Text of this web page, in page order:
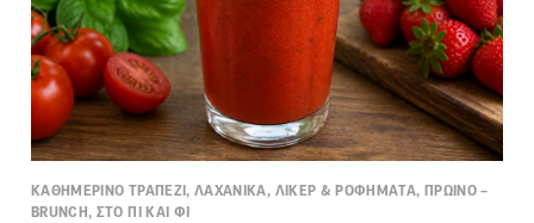
ΚΑΘΗΜΕΡΙΝΟ ΤΡΑΠΕΖΙ, ΛΑΧΑΝΙΚΑ, ΛΙΚΕΡ & ΡΟΦΗΜΑΤΑ, ΠΡΩΙΝΟ –
BRUNCH, ΣΤΟ ΠΙ ΚΑΙ ΦΙ